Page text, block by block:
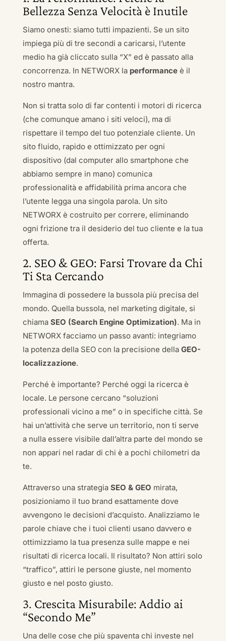
Bellezza Senza Velocità è Inutile
Siamo onesti: siamo tutti impazienti. Se un sito
impiega più di tre secondi a caricarsi, l’utente
medio ha già cliccato sulla “X” ed è passato alla
concorrenza. In NETWORX la performanceè il
nostro mantra.
Non si tratta solo di far contenti i motori di ricerca
(che comunque amano i siti veloci), ma di
rispettare il tempo del tuo potenziale cliente. Un
sito fluido, rapido e ottimizzato per ogni
dispositivo (dal computer allo smartphone che
abbiamo sempre in mano) comunica
professionalità e affidabilità prima ancora che
l’utente legga una singola parola. Un sito
NETWORX è costruito per correre, eliminando
ogni frizione tra il desiderio del tuo cliente e la tua
offerta.
2. SEO & GEO: Farsi Trovare da Chi
Ti Sta Cercando
Immagina di possedere la bussola più precisa del
mondo. Quella bussola, nel marketing digitale, si
chiama SEO (Search Engine Optimization). Ma in
NETWORX facciamo un passo avanti: integriamo
la potenza della SEO con la precisione della GEO-
localizzazione.
Perché è importante? Perché oggi la ricerca è
locale. Le persone cercano “soluzioni
professionali vicino a me” o in specifiche città. Se
hai un’attività che serve un territorio, non ti serve
a nulla essere visibile dall’altra parte del mondo se
non appari nel radar di chi è a pochi chilometri da
te.
Attraverso una strategia SEO & GEO mirata,
posizioniamo il tuo brand esattamente dove
avvengono le decisioni d’acquisto. Analizziamo le
parole chiave che i tuoi clienti usano davvero e
ottimizziamo la tua presenza sulle mappe e nei
risultati di ricerca locali. Il risultato? Non attiri solo
“traffico”, attiri le persone giuste, nel momento
giusto e nel posto giusto.
3. Crescita Misurabile: Addio ai
“Secondo Me”
Una delle cose che più spaventa chi investe nel